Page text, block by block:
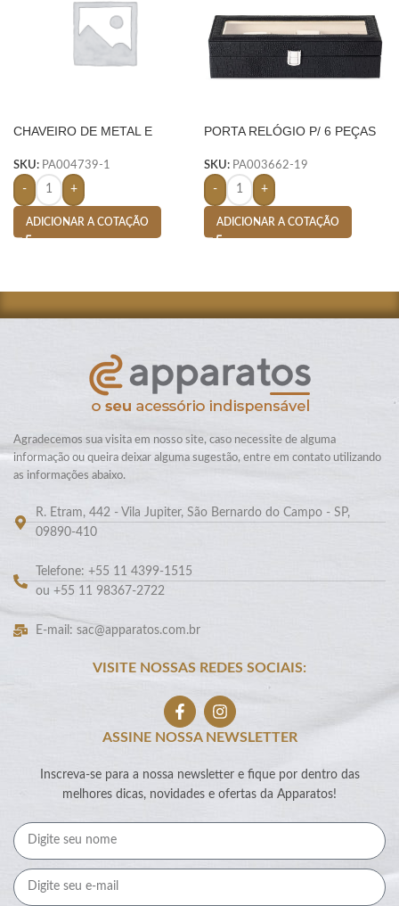
CHAVEIRO DE METAL E
PRETO
SKU: PA004739-1
- +
ADICIONAR A COTAÇÃO
PORTA RELÓGIO P/ 6 PEÇAS
SKU: PA003662-19
- +
ADICIONAR A COTAÇÃO
Agradecemos sua visita em nosso site, caso necessite de alguma
informação ou queira deixar alguma sugestão, entre em contato utilizando
as informações abaixo.
R. Etram, 442 - Vila Jupiter, São Bernardo do Campo - SP,
09890-410
Telefone: +55 11 4399-1515
ou +55 11 98367-2722
E-mail: sac@apparatos.com.br
VISITE NOSSAS REDES SOCIAIS:
ASSINE NOSSA NEWSLETTER
Inscreva-se para a nossa newsletter e fique por dentro das
melhores dicas, novidades e ofertas da Apparatos!